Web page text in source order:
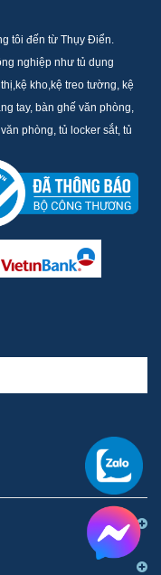
tôi đến từ Thụy Điển.
nghiệp như tủ dụng
kho,kệ treo tường, kệ
tay, bàn ghế văn phòng,
phòng, tủ locker sắt, tủ